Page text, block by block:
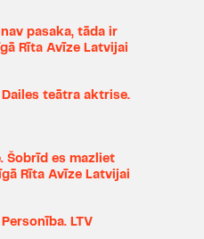
"Peldošie -
gada sezonas
Dailes teātra
nakts"
izrādē
nav pasaka, tāda ir
Rīta Avīze Latvijai
Dailes teātra aktrise.
Šobrīd es mazliet
Rīta Avīze Latvijai
LTV